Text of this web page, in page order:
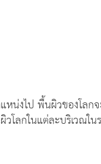
หน่งไป พื้นผิวของโลก
โลกในแต่ละบริเวณใ